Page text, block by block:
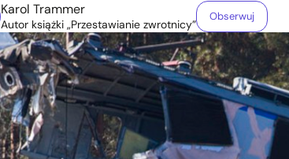
Karol Trammer
Autor książki „Przestawianie zwrotnicy”
Obserwuj